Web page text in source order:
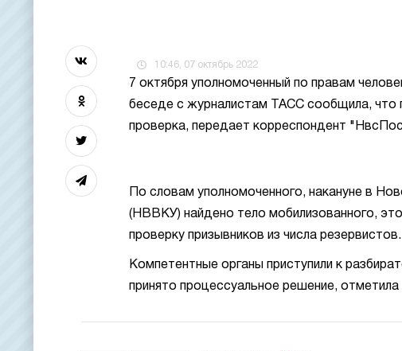
10:46, 07 октябрь 2022
7 октября уполномоченный по правам
беседе с журналистам ТАСС сообщила, что
проверка, передает корреспондент
По словам уполномоченного, накануне в
(НВВКУ) найдено тело мобилизованного,
проверку призывников из числа резервистов.
Компетентные органы приступили к
принято процессуальное решение,